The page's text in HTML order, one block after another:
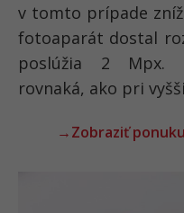
v tomto prípade
fotoaparát dostal
poslúžia 2 Mpx.
rovnaká, ako pri
→Zobraziť